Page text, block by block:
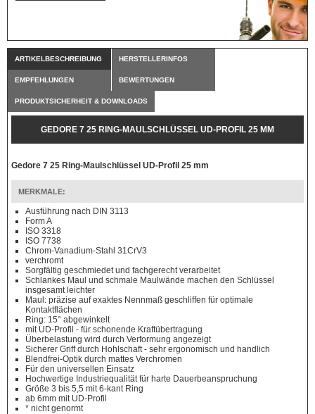
ARTIKELBESCHREIBUNG HERSTELLERINFOS
EMPFEHLUNGEN BEWERTUNGEN
PRODUKTSICHERHEIT & DOWNLOADS
GEDORE 7 25 RING-MAULSCHLÜSSEL UD-PROFIL 25 MM
Gedore 7 25 Ring-Maulschlüssel UD-Profil 25 mm
MERKMALE:
Ausführung nach DIN 3113
Form A
ISO 3318
ISO 7738
Chrom-Vanadium-Stahl 31CrV3
verchromt
Sorgfältig geschmiedet und fachgerecht verarbeitet
Schlankes Maul und schmale Maulwände machen den Schlüssel
insgesamt leichter
Maul: präzise auf exaktes Nennmaß geschliffen für optimale
Kontaktflächen
Ring: 15° abgewinkelt
mit UD-Profil - für schonende Kraftübertragung
Überbelastung wird durch Verformung angezeigt
Sicherer Griff durch Hohlschaft - sehr ergonomisch und handlich
Blendfrei-Optik durch mattes Verchromen
Für den universellen Einsatz
Hochwertige Industriequalität für harte Dauerbeanspruchung
Größe 3 bis 5,5 mit 6-kant Ring
ab 6mm mit UD-Profil
* nicht genormt